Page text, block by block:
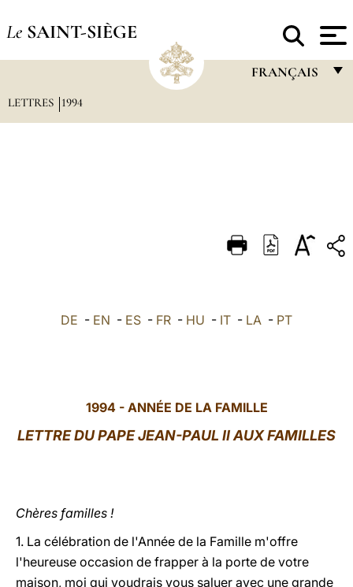
Le SAINT-SIÈGE
FRANÇAIS
DEUTSCH
العربيّة
LETTRES 1994
DE - EN - ES - FR - HU - IT - LA - PT
1994 - ANNÉE DE LA FAMILLE
LETTRE DU PAPE JEAN-PAUL II AUX FAMILLES
Chères familles !
1. La célébration de l'Année de la Famille m'offre
l'heureuse occasion de frapper à la porte de votre
maison, moi qui voudrais vous saluer avec une grande